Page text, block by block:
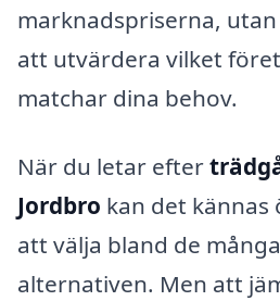
marknadspriserna,
att utvärdera vilket
matchar dina behov.
När du letar efter
Jordbro kan det kännas
att välja bland de
alternativen. Men att